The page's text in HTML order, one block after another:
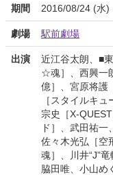
期間 2016/08/24 (水)
劇場 駅前劇場
出演
近江谷太朗、■
☆魂］、西興一
億］、宮原将護
［スタイルキ
宗史［X-
ド］、武田祐一
佐々木光弘［
魂］、川井“J”
脇田唯、小山め